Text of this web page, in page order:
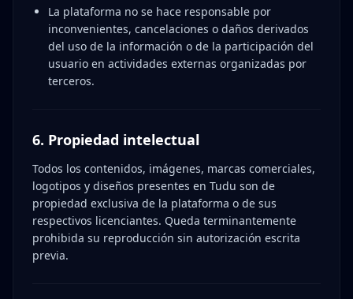
La plataforma no se hace responsable por
inconvenientes, cancelaciones o daños derivados
del uso de la información o de la participación del
usuario en actividades externas organizadas por
terceros.
6. Propiedad intelectual
Todos los contenidos, imágenes, marcas comerciales,
logotipos y diseños presentes en Tudu son de
propiedad exclusiva de la plataforma o de sus
respectivos licenciantes. Queda terminantemente
prohibida su reproducción sin autorización escrita
previa.